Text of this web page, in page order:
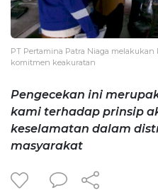
PT Pertamina Patra Niaga melakukan
komitmen keakuratan
Pengecekan ini
kami terhadap prinsip
keselamatan dalam
masyarakat